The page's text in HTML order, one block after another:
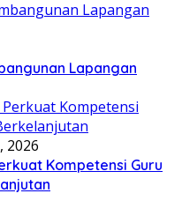
Lapangan
2026
Kompetensi Guru